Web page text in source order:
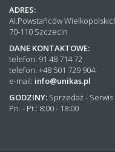
ADRES:
Al.Powstańców
70-110 Szczecin
DANE KONTAKTOWE:
telefon: 91 48 714 72
telefon: +48 501 729 904
e-mail: info@unikas.pl
GODZINY: Sprzedaż - Serwis
Pn. - Pt.: 8:00 - 18:00